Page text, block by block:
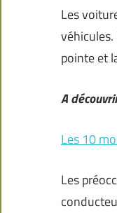
Les
pointe et
A
Les 10
Les